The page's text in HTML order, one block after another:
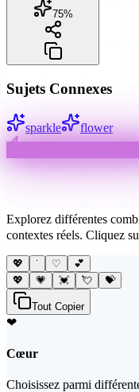
75%
Sujets Connexes
sparkle flower
Explorez différentes
contextes réels. Cliquez
💖 ˙ ♡
💕
💖
💗 💓 💘 💝
Tout Copier
❤
Cœur
Choisissez parmi